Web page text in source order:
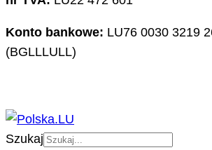
Konto bankowe: LU76 0030 3219
(BGLLLULL)
Szukaj